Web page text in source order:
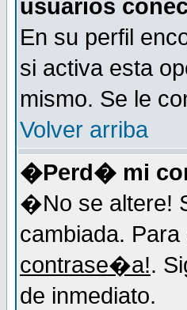
usuarios
En su perfil
si activa esta
mismo. Se le
Volver arriba
�Perd� mi
�No se altere!
cambiada.
contrase�a!.
de inmediato.